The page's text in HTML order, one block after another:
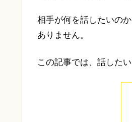
相手が何を話したいの
ありません。
この記事では、話した